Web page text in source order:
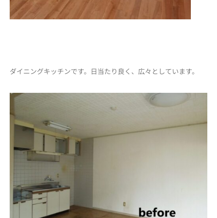
ダイニングキッチンです。日当たり良く、広々としています。